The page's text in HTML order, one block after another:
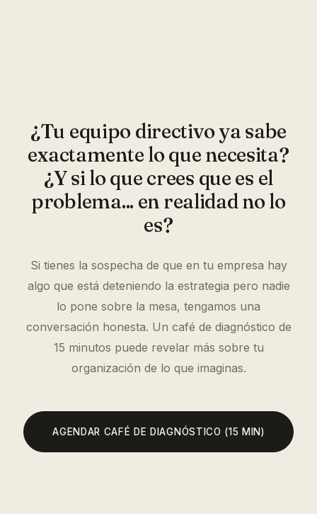
¿Tu equipo directivo ya sabe
exactamente lo que necesita?
¿Y si lo que crees que es el
problema... en realidad no lo
es?
Si tienes la sospecha de que en tu empresa hay
algo que está deteniendo la estrategia pero nadie
lo pone sobre la mesa, tengamos una
conversación honesta. Un café de diagnóstico de
15 minutos puede revelar más sobre tu
organización de lo que imaginas.
AGENDAR CAFÉ DE DIAGNÓSTICO (15 MIN)